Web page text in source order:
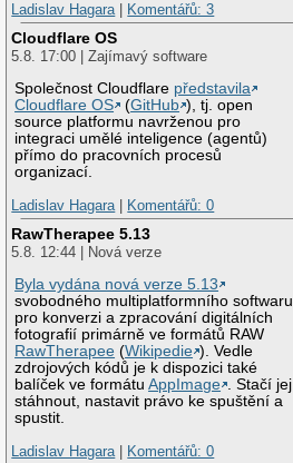
Ladislav Hagara
Komentářů: 3
Cloudflare OS
5.8. 17:00 | Zajímavý software
Společnost Cloudflare představila
Cloudflare OS
(GitHub ), tj. open
source platformu navrženou pro
integraci umělé inteligence (agentů)
přímo do pracovních procesů
organizací.
Ladislav Hagara
Komentářů: 0
RawTherapee 5.13
5.8. 12:44 | Nová verze
Byla vydána nová verze 5.13
svobodného multiplatformního softwaru
pro konverzi a zpracování digitálních
fotografií primárně ve formátů RAW
RawTherapee (Wikipedie ). Vedle
zdrojových kódů je k dispozici také
balíček ve formátuAppImage . Stačí jej
stáhnout, nastavit právo ke spuštění a
spustit.
Ladislav Hagara
Komentářů: 0